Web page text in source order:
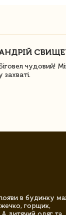
чудовий!
захваті.
в будинку
горщик,